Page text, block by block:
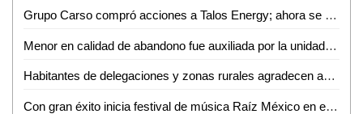
Grupo Carso compró acciones a Talos Energy; ahora se producirán hasta 180 mil barriles de petróleo en Zama
Menor en calidad de abandono fue auxiliada por la unidad de género de Guardia Civil Estatal
Habitantes de delegaciones y zonas rurales agradecen apoyos del DIF Municipal de la Capital
Con gran éxito inicia festival de música Raíz México en el altiplano potosino